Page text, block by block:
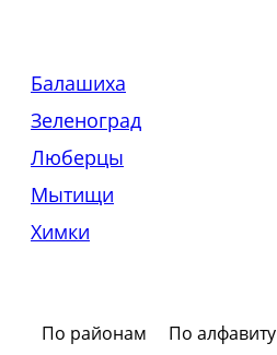
Балашиха
Зеленоград
Люберцы
Мытищи
Химки
По районам По алфавиту